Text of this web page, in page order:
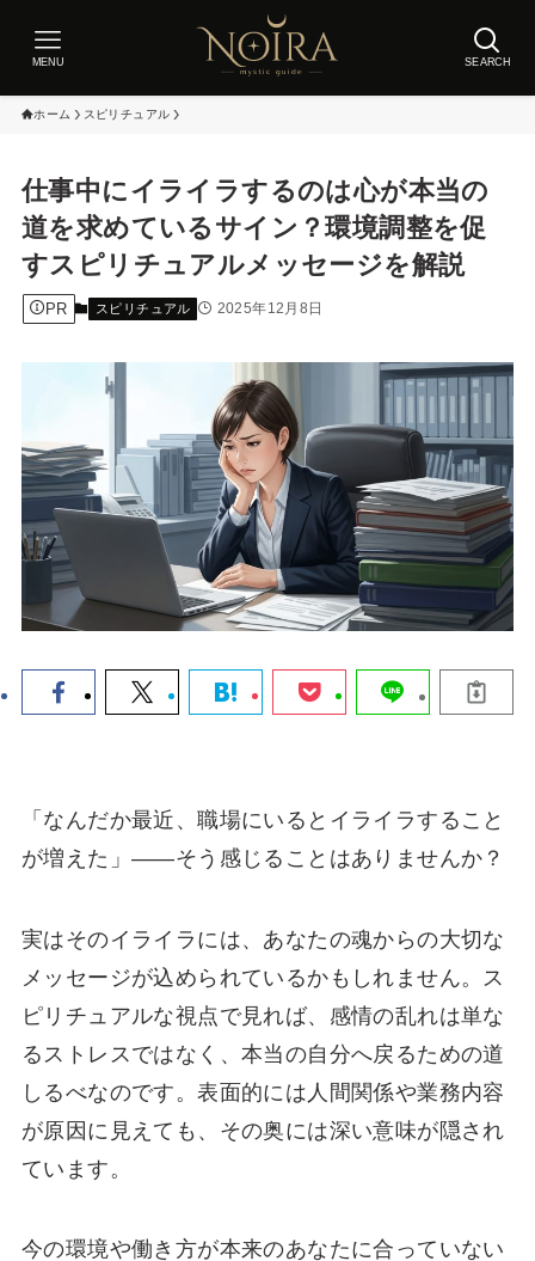
SEARCH
MENU
ホーム スピリチュアル
仕事中にイライラするのは心が本当の
道を求めているサイン？環境調整を促
すスピリチュアルメッセージを解説
PR スピリチュアル 2025年12月8日
「なんだか最近、職場にいるとイライラすること
が増えた」――そう感じることはありませんか？
実はそのイライラには、あなたの魂からの大切な
メッセージが込められているかもしれません。ス
ピリチュアルな視点で見れば、感情の乱れは単な
るストレスではなく、本当の自分へ戻るための道
しるべなのです。表面的には人間関係や業務内容
が原因に見えても、その奥には深い意味が隠され
ています。
今の環境や働き方が本来のあなたに合っていない